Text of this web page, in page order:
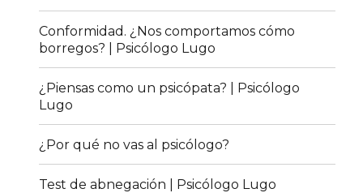
Conformidad. ¿Nos comportamos cómo
borregos? | Psicólogo Lugo
¿Piensas como un psicópata? | Psicólogo
Lugo
¿Por qué no vas al psicólogo?
Test de abnegación | Psicólogo Lugo